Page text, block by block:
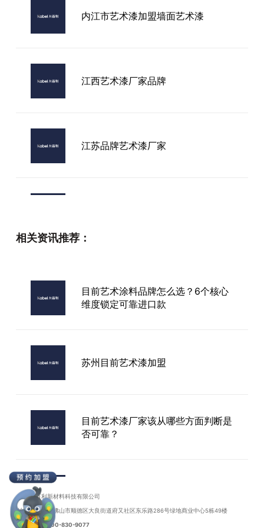
内江市艺术漆加盟墙面艺术漆
江西艺术漆厂家品牌
江苏品牌艺术漆厂家
相关资讯推荐：
目前艺术涂料品牌怎么选？6个核心
维度锁定可靠进口款
苏州目前艺术漆加盟
目前艺术漆厂家该从哪些方面判断是
否可靠？
进口款：3个真口碑验证法+避坑实录
广东卡百利新材料科技有限公司
地址：广东省佛山市顺德区大良街道府又社区东乐路286号绿地商业中心5栋49楼
联系电话：400-830-9077